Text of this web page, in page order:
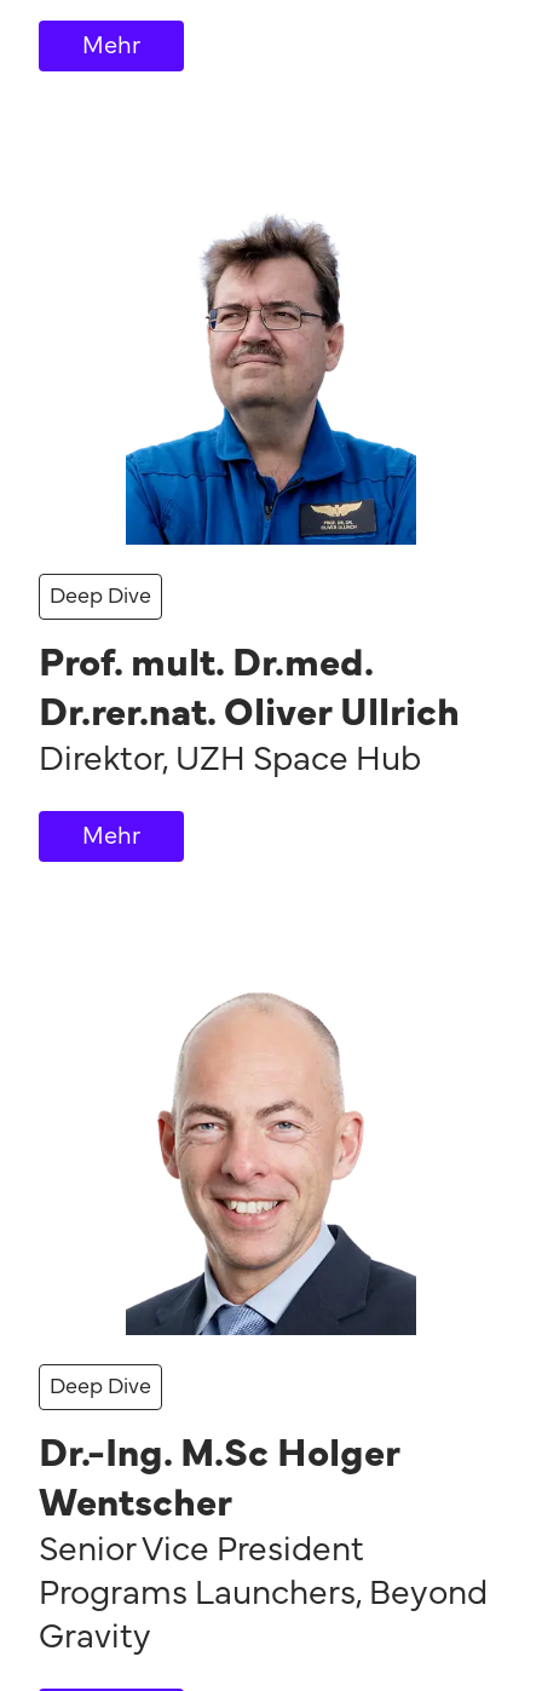
Mehr
Deep Dive
Prof. mult. Dr.med.
Dr.rer.nat. Oliver Ullrich
Direktor, UZH Space Hub
Mehr
Deep Dive
Dr.-Ing. M.Sc Holger
Wentscher
Senior Vice President
Programs Launchers, Beyond
Gravity